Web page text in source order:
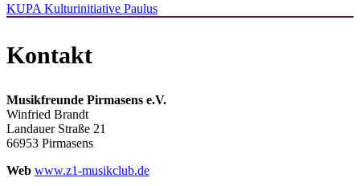
KUPA Kulturinitiative Paulus
Kontakt
Musikfreunde Pirmasens e.V.
Winfried Brandt
Landauer Straße 21
66953 Pirmasens
Web www.z1-musikclub.de